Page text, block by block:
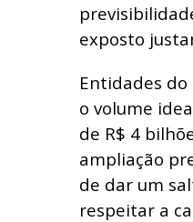
exposto
Entidades
o volume
de R$ 4
ampliação
de dar um
respeitar a